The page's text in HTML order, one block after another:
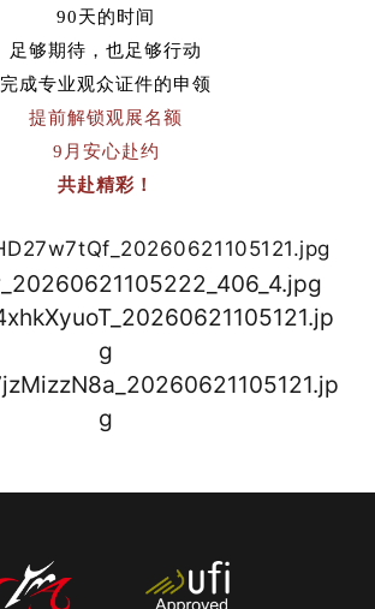
90天的时间
足够期待，也足够行动
完成专业观众证件的申领
提前解锁观展名额
9 月安心赴约
共赴精彩！